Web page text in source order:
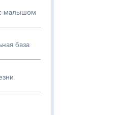
малышом
база